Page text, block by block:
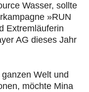
Wasser, sollte
»RUN
Extremläuferin
AG dieses Jahr
Welt und
möchte Mina